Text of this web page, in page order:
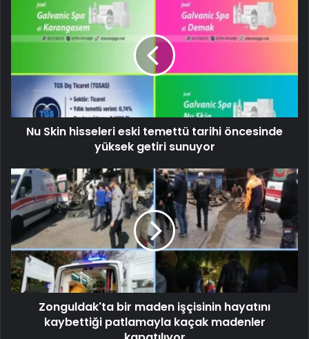
Nu Skin hisseleri eski temettü tarihi öncesinde
yüksek getiri sunuyor
Zonguldak'ta bir maden işçisinin hayatını
kaybettiği patlamayla kaçak madenler